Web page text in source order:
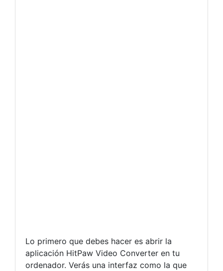
Lo primero que debes hacer es abrir la
aplicación HitPaw Video Converter en tu
ordenador. Verás una interfaz como la que